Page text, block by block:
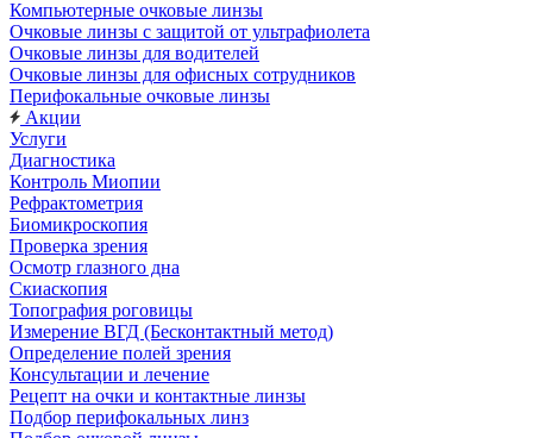
Компьютерные очковые линзы
Очковые линзы с защитой от ультрафиолета
Очковые линзы для водителей
Очковые линзы для офисных сотрудников
Перифокальные очковые линзы
Акции
Услуги
Диагностика
Контроль Миопии
Рефрактометрия
Биомикроскопия
Проверка зрения
Осмотр глазного дна
Скиаскопия
Топография роговицы
Измерение ВГД (Бесконтактный метод)
Определение полей зрения
Консультации и лечение
Рецепт на очки и контактные линзы
Подбор перифокальных линз